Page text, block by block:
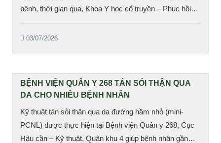
bệnh, thời gian qua, Khoa Y học cổ truyền – Phục hồi
ứng dụng nhiều kỹ thuật tiên tiến trong điều trị bệnh lý về
03/07/2026
BỆNH VIỆN QUÂN Y 268 TÁN SỎI THẬN QUA
DA CHO NHIỀU BỆNH NHÂN
Kỹ thuật tán sỏi thận qua da đường hầm nhỏ (mini-
PCNL) được thực hiện tại Bệnh viện Quân y 268, Cục
Hậu cần – Kỹ thuật, Quân khu 4 giúp bệnh nhân gần